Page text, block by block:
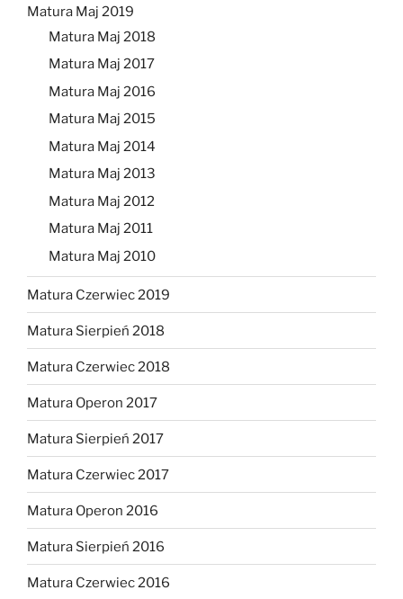
Matura Maj 2019
Matura Maj 2018
Matura Maj 2017
Matura Maj 2016
Matura Maj 2015
Matura Maj 2014
Matura Maj 2013
Matura Maj 2012
Matura Maj 2011
Matura Maj 2010
Matura Czerwiec 2019
Matura Sierpień 2018
Matura Czerwiec 2018
Matura Operon 2017
Matura Sierpień 2017
Matura Czerwiec 2017
Matura Operon 2016
Matura Sierpień 2016
Matura Czerwiec 2016